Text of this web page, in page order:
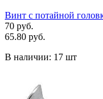
Винт с потайной
70 руб.
65.80 руб.
В наличии: 17 шт